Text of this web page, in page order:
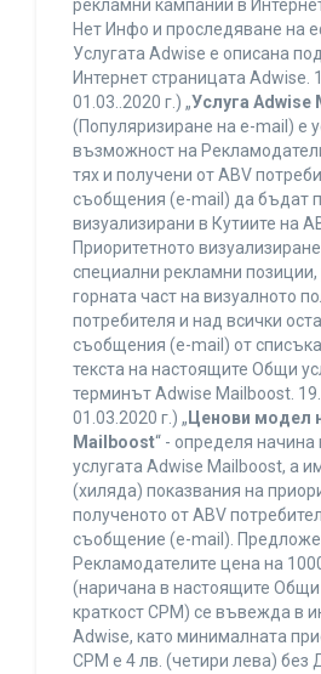
рекламни кампании в
Нет Инфо и проследяване на
Услугата Adwise е описана
Интернет страницата Adwise.
01.03..2020 г.) „Услуга Adwise
(Популяризиране на e-mail) е
възможност на
тях и получени от ABV
съобщения (e-mail) да бъдат
визуализирани в Кутиите на
Приоритетното
специални рекламни
горната част на визуалното
потребителя и над всички
съобщения (e-mail) от
текста на настоящите Общи
терминът Adwise Mailboost.
01.03.2020 г.) „ Ценови модел
Mailboost“ - определя
услугата Adwise Mailboost, а
(хиляда) показвания на
полученото от ABV
съобщение (e-mail).
Рекламодателите цена на
(наричана в настоящите Общи
краткост CPM) се въвежда в
Adwise, като минималната
CPM е 4 лв. (четири лева)